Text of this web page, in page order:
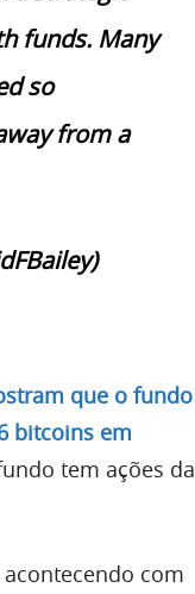
funds. Many
so
from a
que o fundo
bitcoins em
tem ações da
com